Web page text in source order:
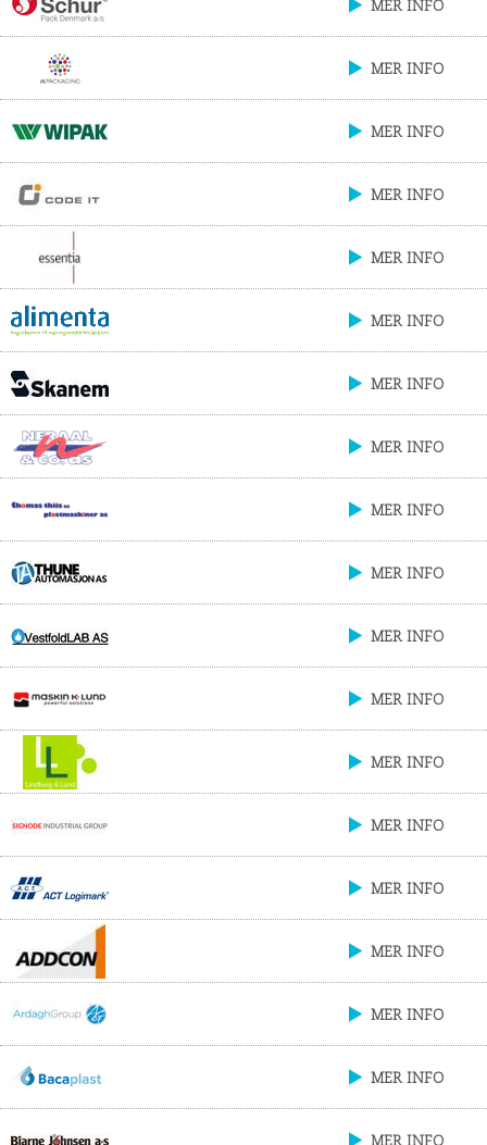
MER INFO
MER INFO
MER INFO
MER INFO
MER INFO
MER INFO
MER INFO
MER INFO
MER INFO
MER INFO
MER INFO
MER INFO
MER INFO
MER INFO
MER INFO
MER INFO
MER INFO
MER INFO